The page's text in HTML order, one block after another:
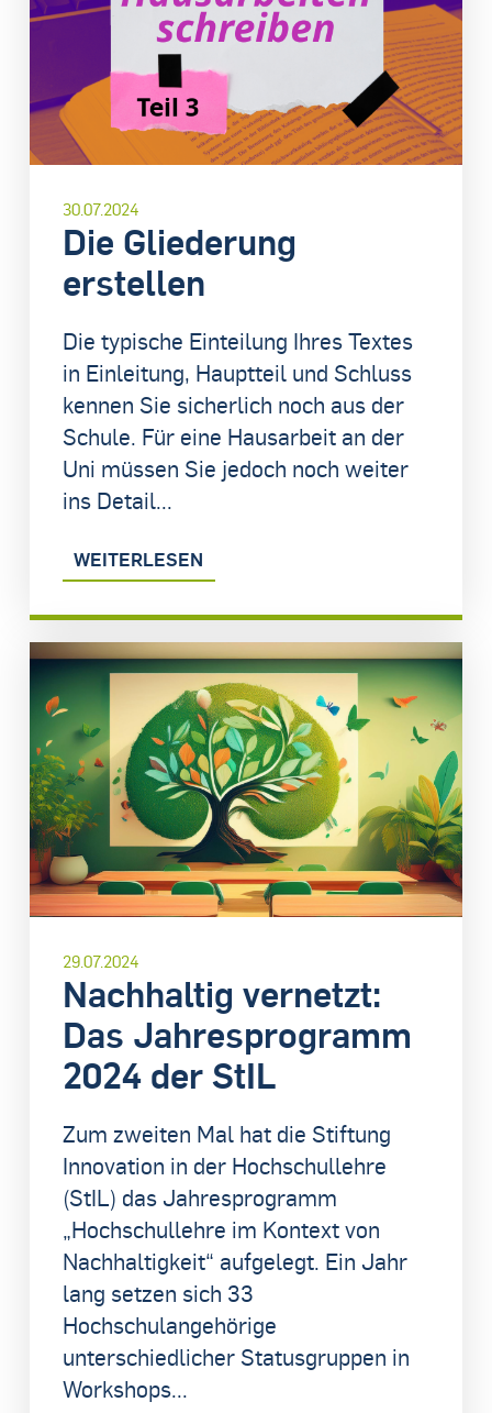
30.07.2024
Die Gliederung
erstellen
Die typische Einteilung Ihres Textes
in Einleitung, Hauptteil und Schluss
kennen Sie sicherlich noch aus der
Schule. Für eine Hausarbeit an der
Uni müssen Sie jedoch noch weiter
ins Detail...
WEITERLESEN
29.07.2024
Nachhaltig vernetzt:
Das Jahresprogramm
2024 der StIL
Zum zweiten Mal hat die Stiftung
Innovation in der Hochschullehre
(StIL) das Jahresprogramm
„Hochschullehre im Kontext von
Nachhaltigkeit“ aufgelegt. Ein Jahr
lang setzen sich 33
Hochschulangehörige
unterschiedlicher Statusgruppen in
Workshops...